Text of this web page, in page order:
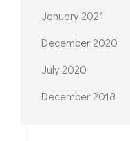
January 2021
December 2020
July 2020
December 2018